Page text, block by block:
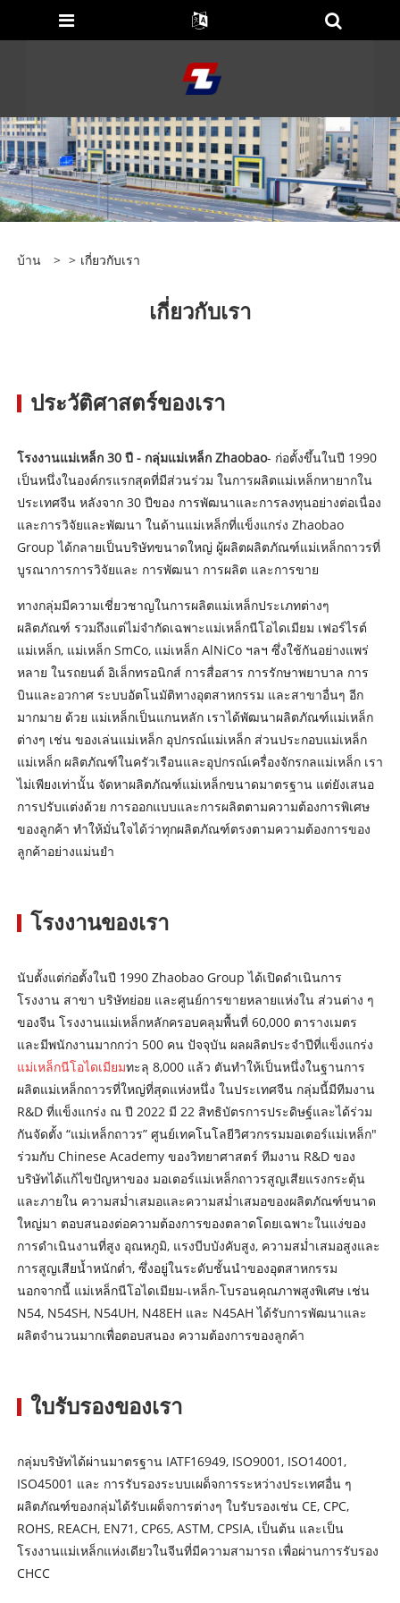
บ้าน > > เกี่ยวกับเรา
เกี่ยวกับเรา
ประวัติศาสตร์ของเรา
โรงงานแม่เหล็ก 30 ปี - กลุ่มแม่เหล็ก Zhaobao- ก่อตั้งขึ้นในปี 1990
เป็นหนึ่งในองค์กรแรกสุดที่มีส่วนร่วม ในการผลิตแม่เหล็กหายากใน
ประเทศจีน หลังจาก 30 ปีของ การพัฒนาและการลงทุนอย่างต่อเนื่อง
และการวิจัยและพัฒนา ในด้านแม่เหล็กที่แข็งแกร่ง Zhaobao
Group ได้กลายเป็นบริษัทขนาดใหญ่ ผู้ผลิตผลิตภัณฑ์แม่เหล็กถาวรที่
บูรณาการการวิจัยและ การพัฒนา การผลิต และการขาย
ทางกลุ่มมีความเชี่ยวชาญในการผลิตแม่เหล็กประเภทต่างๆ
ผลิตภัณฑ์ รวมถึงแต่ไม่จำกัดเฉพาะแม่เหล็กนีโอไดเมียม เฟอร์ไรต์
แม่เหล็ก, แม่เหล็ก SmCo, แม่เหล็ก AlNiCo ฯลฯ ซึ่งใช้กันอย่างแพร่
หลาย ในรถยนต์ อิเล็กทรอนิกส์ การสื่อสาร การรักษาพยาบาล การ
บินและอวกาศ ระบบอัตโนมัติทางอุตสาหกรรม และสาขาอื่นๆ อีก
มากมาย ด้วย แม่เหล็กเป็นแกนหลัก เราได้พัฒนาผลิตภัณฑ์แม่เหล็ก
ต่างๆ เช่น ของเล่นแม่เหล็ก อุปกรณ์แม่เหล็ก ส่วนประกอบแม่เหล็ก
แม่เหล็ก ผลิตภัณฑ์ในครัวเรือนและอุปกรณ์เครื่องจักรกลแม่เหล็ก เรา
ไม่เพียงเท่านั้น จัดหาผลิตภัณฑ์แม่เหล็กขนาดมาตรฐาน แต่ยังเสนอ
การปรับแต่งด้วย การออกแบบและการผลิตตามความต้องการพิเศษ
ของลูกค้า ทำให้มั่นใจได้ว่าทุกผลิตภัณฑ์ตรงตามความต้องการของ
ลูกค้าอย่างแม่นยำ
โรงงานของเรา
นับตั้งแต่ก่อตั้งในปี 1990 Zhaobao Group ได้เปิดดำเนินการ
โรงงาน สาขา บริษัทย่อย และศูนย์การขายหลายแห่งใน ส่วนต่าง ๆ
ของจีน โรงงานแม่เหล็กหลักครอบคลุมพื้นที่ 60,000 ตารางเมตร
และมีพนักงานมากกว่า 500 คน ปัจจุบัน ผลผลิตประจำปีที่แข็งแกร่ง
แม่เหล็กนีโอไดเมียมทะลุ 8,000 แล้ว ตันทำให้เป็นหนึ่งในฐานการ
ผลิตแม่เหล็กถาวรที่ใหญ่ที่สุดแห่งหนึ่ง ในประเทศจีน กลุ่มนี้มีทีมงาน
R&D ที่แข็งแกร่ง ณ ปี 2022 มี 22 สิทธิบัตรการประดิษฐ์และได้ร่วม
กันจัดตั้ง “แม่เหล็กถาวร” ศูนย์เทคโนโลยีวิศวกรรมมอเตอร์แม่เหล็ก"
ร่วมกับ Chinese Academy ของวิทยาศาสตร์ ทีมงาน R&D ของ
บริษัทได้แก้ไขปัญหาของ มอเตอร์แม่เหล็กถาวรสูญเสียแรงกระตุ้น
และภายใน ความสม่ำเสมอและความสม่ำเสมอของผลิตภัณฑ์ขนาด
ใหญ่มา ตอบสนองต่อความต้องการของตลาดโดยเฉพาะในแง่ของ
การดำเนินงานที่สูง อุณหภูมิ, แรงบีบบังคับสูง, ความสม่ำเสมอสูงและ
การสูญเสียน้ำหนักต่ำ, ซึ่งอยู่ในระดับชั้นนำของอุตสาหกรรม
นอกจากนี้ แม่เหล็กนีโอไดเมียม-เหล็ก-โบรอนคุณภาพสูงพิเศษ เช่น
N54, N54SH, N54UH, N48EH และ N45AH ได้รับการพัฒนาและ
ผลิตจำนวนมากเพื่อตอบสนอง ความต้องการของลูกค้า
ใบรับรองของเรา
กลุ่มบริษัทได้ผ่านมาตรฐาน IATF16949, ISO9001, ISO14001,
ISO45001 และ การรับรองระบบเผด็จการระหว่างประเทศอื่น ๆ
ผลิตภัณฑ์ของกลุ่มได้รับเผด็จการต่างๆ ใบรับรองเช่น CE, CPC,
ROHS, REACH, EN71, CP65, ASTM, CPSIA, เป็นต้น และเป็น
โรงงานแม่เหล็กแห่งเดียวในจีนที่มีความสามารถ เพื่อผ่านการรับรอง
CHCC